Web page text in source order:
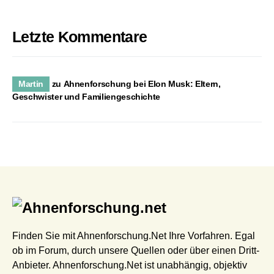
Letzte Kommentare
Martin zu Ahnenforschung bei Elon Musk: Eltern,
Geschwister und Familiengeschichte
Finden Sie mit Ahnenforschung.Net Ihre Vorfahren. Egal
ob im Forum, durch unsere Quellen oder über einen Dritt-
Anbieter. Ahnenforschung.Net ist unabhängig, objektiv